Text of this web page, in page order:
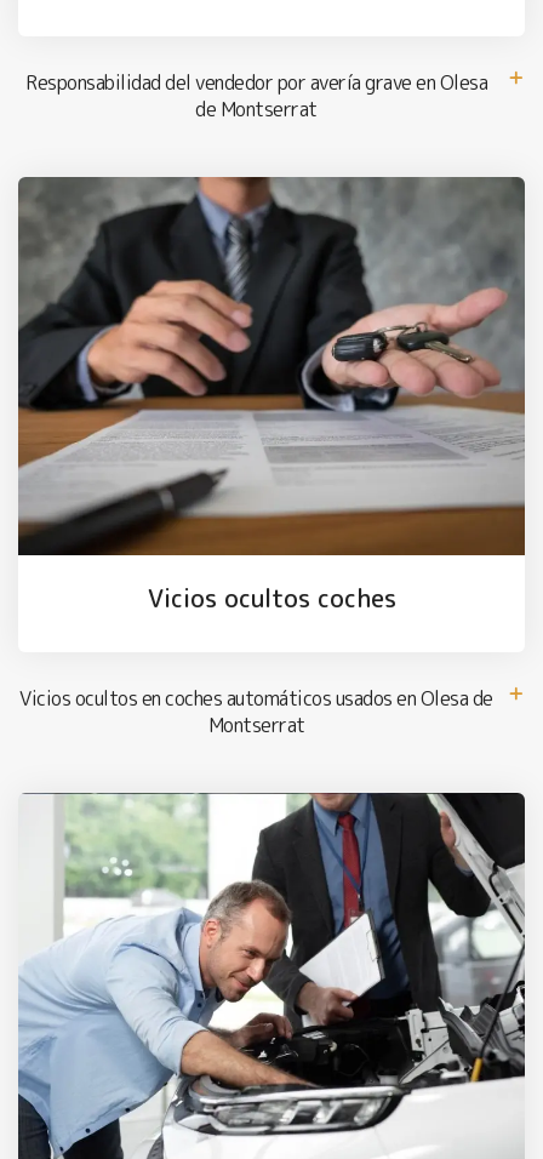
Responsabilidad del vendedor por avería grave en Olesa
de Montserrat
Vicios ocultos coches
Vicios ocultos en coches automáticos usados en Olesa de
Montserrat